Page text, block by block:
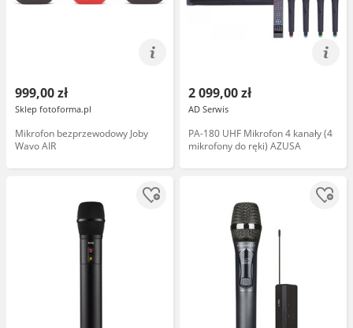
999,00 zł
Sklep fotoforma.pl
Mikrofon bezprzewodowy Joby
Wavo AIR
2 099,00 zł
AD Serwis
PA-180 UHF Mikrofon 4 kanały (4
mikrofony do ręki) AZUSA